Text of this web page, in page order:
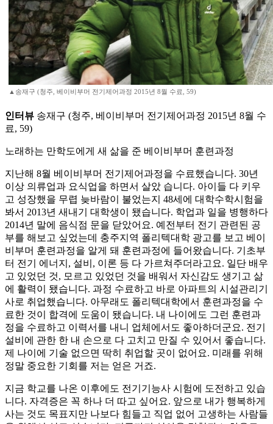
▲송재구 (청주, 베이비부머 전기제어과정 2015년 8월 수료, 59)
인터뷰 송재구 (청주, 베이비부머 전기제어과정 2015년 8월 수
료, 59)
노래하는 만학도에게 새 삶을 준 베이비부머 훈련과정
지난해 8월 베이비부머 전기제어과정을 수료했습니다. 30년
이상 의류업과 요식업을 하면서 살았 습니다. 아이들 다 키우
고 성장했을 무렵 늦바람이 불었는지 48세에 대학수학시험을
봐서 2013년 새내기 대학생이 됐습니다. 학업과 일을 병행하다
2014년 말에 음식점 문을 닫았어요. 예전부터 전기 관련된 공
부를 해보고 싶었는데 충주지역 폴리텍대학 광고를 보고 베이
비부머 훈련과정을 알게 돼 훈련과정에 들어왔습니다. 기초부
터 전기 에너지, 설비, 이론 등 다 가르쳐주더라고요. 일단 배우
고 있었던 것, 모르고 있었던 것을 배워서 자신감도 생기고 삶
에 활력이 됐습니다. 과정 수료하고 바로 아파트의 시설관리기
사로 취업했습니다. 아무래도 폴리텍대학에서 훈련과정을 수
료한 것이 합격에 도움이 됐습니다. 내 나이에도 그런 훈련과
정을 수료하고 이력서를 내니 업체에서도 좋아하더군요. 전기
설비에 관한 한 내 손으로 다 고치고 만질 수 있어서 좋습니다.
제 나이에 기술 없으면 딱히 취업할 곳이 없어요. 미래를 위해
정말 중요한 기회를 저는 얻은 거죠.
지금 학교를 나온 이후에도 전기기능사 시험에 도전하고 있습
니다. 자격증은 꼭 하나 더 따고 싶어요. 앞으로 내가 행복하게
사는 것도 목표지만 나보다 힘들고 직업 없어 고생하는 사람들